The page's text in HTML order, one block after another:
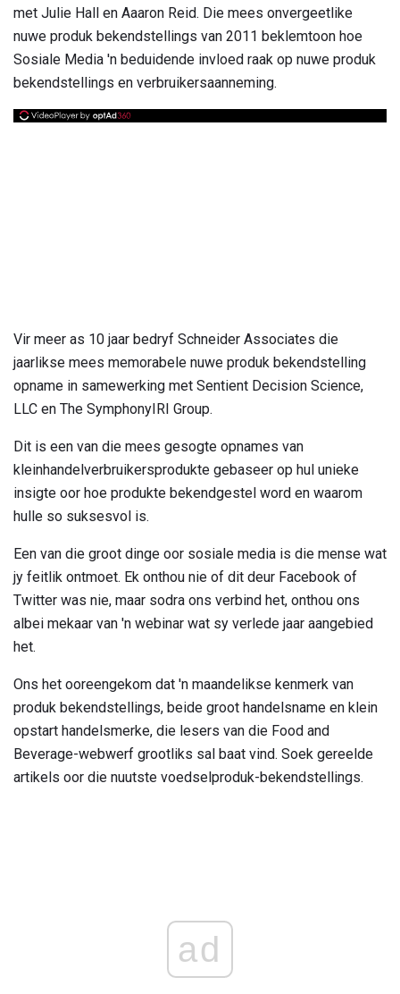
met Julie Hall en Aaaron Reid. Die mees onvergeetlike
nuwe produk bekendstellings van 2011 beklemtoon hoe
Sosiale Media 'n beduidende invloed raak op nuwe produk
bekendstellings en verbruikersaanneming.
Vir meer as 10 jaar bedryf Schneider Associates die
jaarlikse mees memorabele nuwe produk bekendstelling
opname in samewerking met Sentient Decision Science,
LLC en The SymphonyIRI Group.
Dit is een van die mees gesogte opnames van
kleinhandelverbruikersprodukte gebaseer op hul unieke
insigte oor hoe produkte bekendgestel word en waarom
hulle so suksesvol is.
Een van die groot dinge oor sosiale media is die mense wat
jy feitlik ontmoet. Ek onthou nie of dit deur Facebook of
Twitter was nie, maar sodra ons verbind het, onthou ons
albei mekaar van 'n webinar wat sy verlede jaar aangebied
het.
Ons het ooreengekom dat 'n maandelikse kenmerk van
produk bekendstellings, beide groot handelsname en klein
opstart handelsmerke, die lesers van die Food and
Beverage-webwerf grootliks sal baat vind. Soek gereelde
artikels oor die nuutste voedselproduk-bekendstellings.
ad